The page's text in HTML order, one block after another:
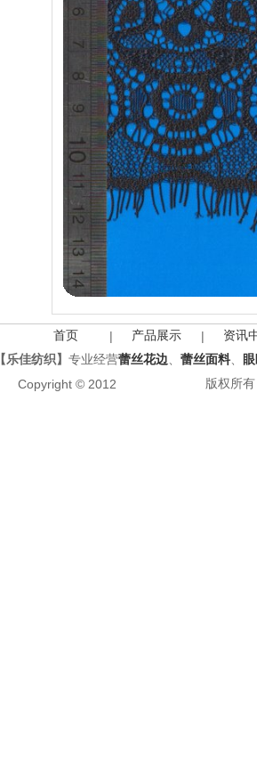
首页 | 产品展示 |
资讯
【乐佳纺织】 专业经营蕾丝花边 蕾丝面料
Copyright © 2012
版权所